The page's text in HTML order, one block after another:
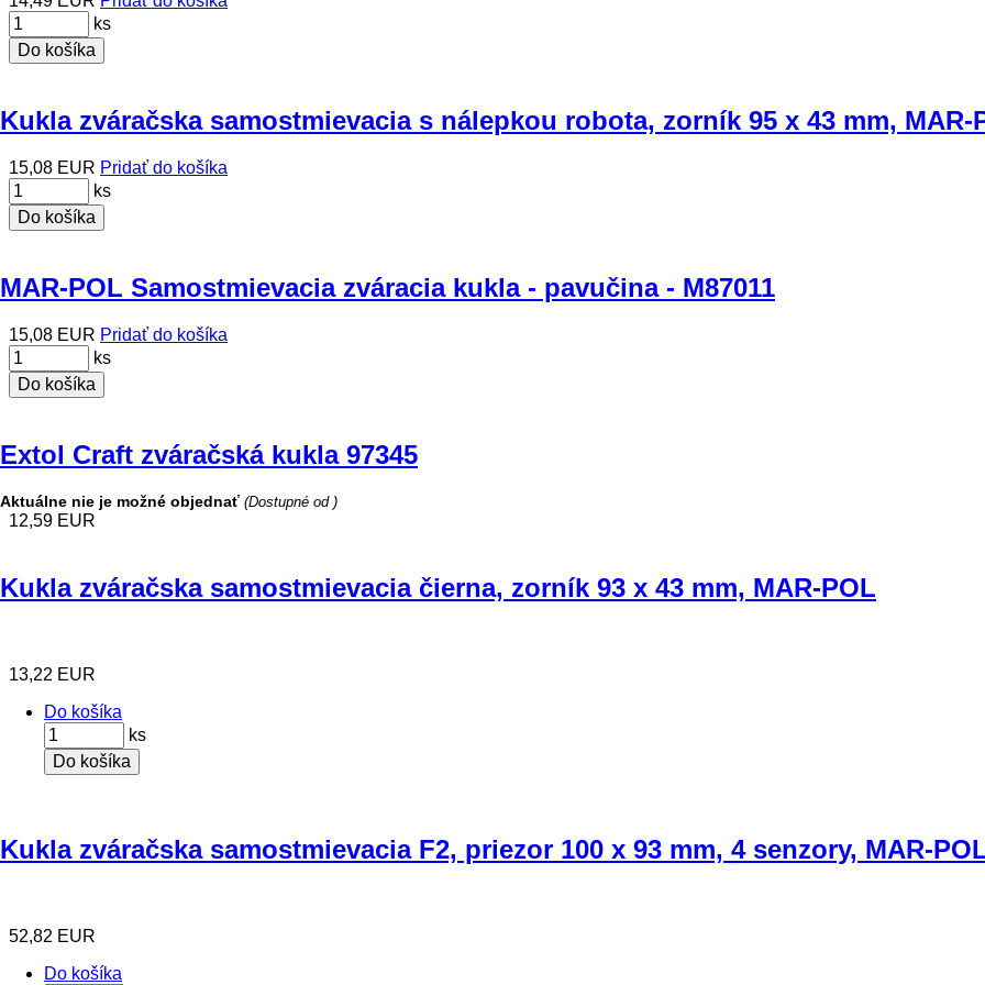
ks
Do košíka
Kukla zváračska samostmievacia s nálepkou robota, zorník 95 x 43 mm, MAR-
15,08 EUR Pridať do košíka
ks
Do košíka
MAR-POL Samostmievacia zváracia kukla - pavučina - M87011
15,08 EUR Pridať do košíka
ks
Do košíka
Extol Craft zváračská kukla 97345
Aktuálne nie je možné objednať (Dostupné od )
12,59 EUR
Kukla zváračska samostmievacia čierna, zorník 93 x 43 mm, MAR-POL
13,22 EUR
Do košíka
ks
Do košíka
Kukla zváračska samostmievacia F2, priezor 100 x 93 mm, 4 senzory, MAR-
52,82 EUR
Do košíka